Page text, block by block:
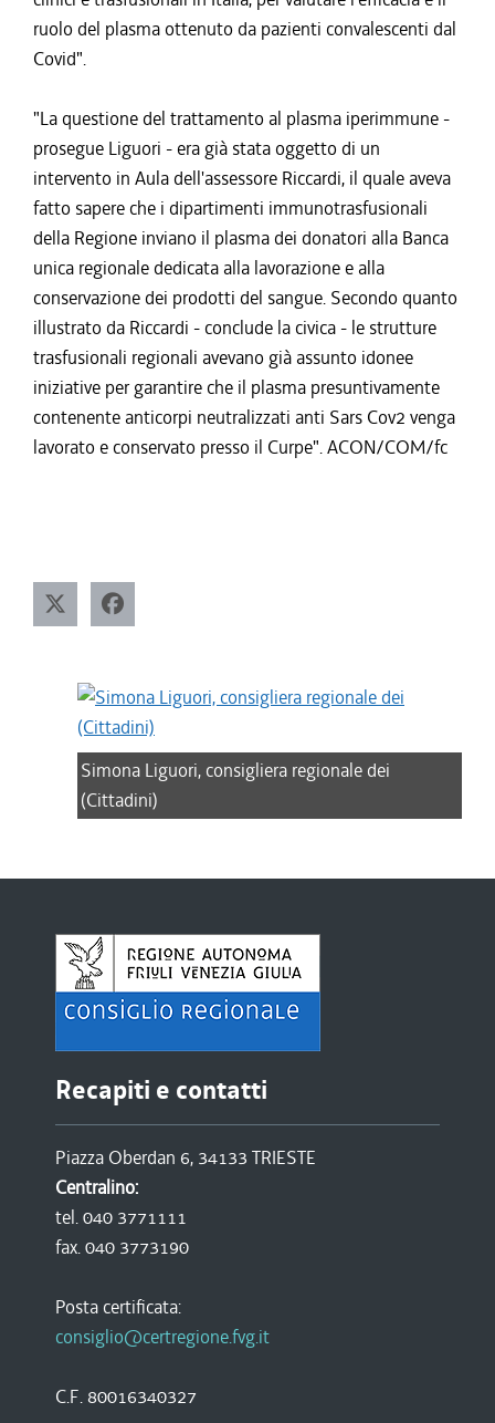
ruolo del plasma ottenuto da pazienti convalescenti dal
Covid".
"La questione del trattamento al plasma iperimmune -
prosegue Liguori - era già stata oggetto di un
intervento in Aula dell'assessore Riccardi, il quale aveva
fatto sapere che i dipartimenti immunotrasfusionali
della Regione inviano il plasma dei donatori alla Banca
unica regionale dedicata alla lavorazione e alla
conservazione dei prodotti del sangue. Secondo quanto
illustrato da Riccardi - conclude la civica - le strutture
trasfusionali regionali avevano già assunto idonee
iniziative per garantire che il plasma presuntivamente
contenente anticorpi neutralizzati anti Sars Cov2 venga
lavorato e conservato presso il Curpe". ACON/COM/fc
Simona Liguori, consigliera regionale dei
(Cittadini)
Recapiti e contatti
Piazza Oberdan 6, 34133 TRIESTE
Centralino:
tel. 040 3771111
fax. 040 3773190
Posta certificata:
consiglio@certregione.fvg.it
C.F. 80016340327